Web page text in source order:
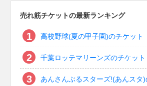
売れ筋チケットの最新ランキング
高校野球(夏の甲子園)のチケット
千葉ロッテマリーンズのチケット
あんさんぶるスターズ!(あんスタ)